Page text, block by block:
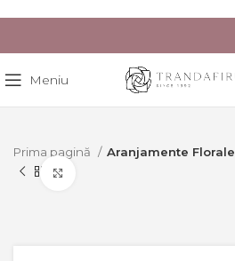
Meniu
Prima pagină
Aranjamente Florale